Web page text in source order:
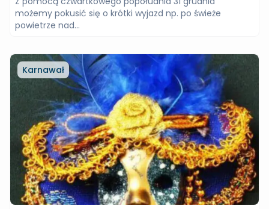
możemy pokusić się o krótki wyjazd np. po świeże
powietrze nad...
Karnawał